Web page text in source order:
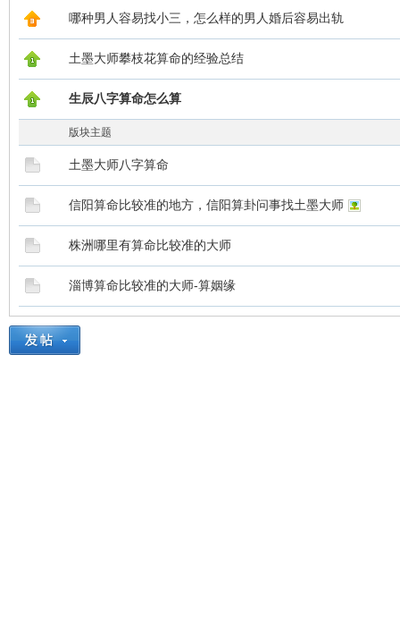
哪种男人容易找小三，怎么样的男人婚后容易出轨
土墨大师攀枝花算命的经验总结
生辰八字算命怎么算
版块主题
土墨大师八字算命
信阳算命比较准的地方，信阳算卦问事找土墨大师
株洲哪里有算命比较准的大师
淄博算命比较准的大师-算姻缘